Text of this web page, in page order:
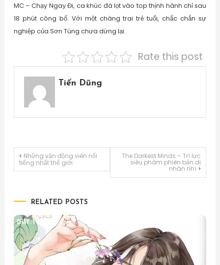
MC – Chạy Ngay Đi, ca khúc đá lọt vào top thịnh hành chỉ sau
18 phút công bố. Với một chàng trai trẻ tuổi, chắc chắn sự
nghiệp của Sơn Tùng chưa dừng lại.
Rate this post
Tiến Dũng
Điều
bài
viết
Những vận động viên nổi
tiếng nhất thế giới
The Darkest Minds – Trí lực
siêu phàm phiên bản dị
nhân nhí
RELATED POSTS